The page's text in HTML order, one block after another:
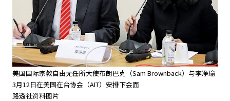
美国国际宗教自由无任所大使布朗巴克（Sam Brownback）与李净瑜
3月12日在美国在台协会（AIT）安排下会面
路透社资料图片